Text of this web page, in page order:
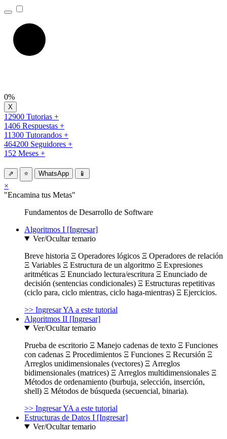
0%
12900 Tutorias +
1406 Respuestas +
11300 Tutorandos +
464200 Seguidores +
152 Meses +
⇗ ⭐ WhatsApp 📱
×
"Encamina tus Metas"
Fundamentos de Desarrollo de Software
Algoritmos I [Ingresar]
Ver/Ocultar temario
Breve historia Ξ Operadores lógicos Ξ Operadores de relación
Ξ Variables Ξ Estructura de un algoritmo Ξ Expresiones
aritméticas Ξ Enunciado lectura/escritura Ξ Enunciado de
decisión (sentencias condicionales) Ξ Estructuras repetitivas
(ciclo para, ciclo mientras, ciclo haga-mientras) Ξ Ejercicios.
>> Ingresar YA a este tutorial
Algoritmos II [Ingresar]
Ver/Ocultar temario
Prueba de escritorio Ξ Manejo cadenas de texto Ξ Funciones
con cadenas Ξ Procedimientos Ξ Funciones Ξ Recursión Ξ
Arreglos unidimensionales (vectores) Ξ Arreglos
bidimensionales (matrices) Ξ Arreglos multidimensionales Ξ
Métodos de ordenamiento (burbuja, selección, inserción,
shell) Ξ Métodos de búsqueda (secuencial, binaria).
>> Ingresar YA a este tutorial
Estructuras de Datos I [Ingresar]
Ver/Ocultar temario